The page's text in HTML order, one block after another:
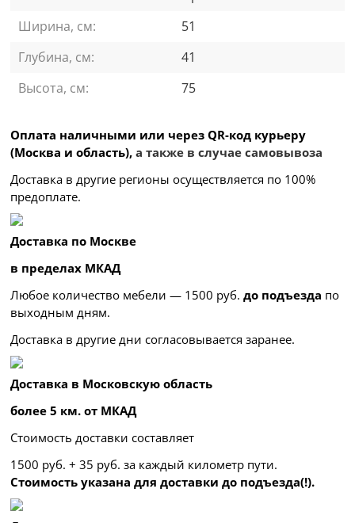
Ширина, см:
51
Глубина, см:
41
Высота, см:
75
Оплата наличными или через QR-код курьеру
(Москва и область), а также в случае самовывоза
Доставка в другие регионы осуществляется по 100%
предоплате.
Доставка по Москве
в пределах МКАД
Любое количество мебели — 1500 руб. до подъезда по
выходным дням.
Доставка в другие дни согласовывается заранее.
Доставка в Московскую область
более 5 км. от МКАД
Стоимость доставки составляет
1500 руб. + 35 руб. за каждый километр пути.
Стоимость указана для доставки до подъезда(!).